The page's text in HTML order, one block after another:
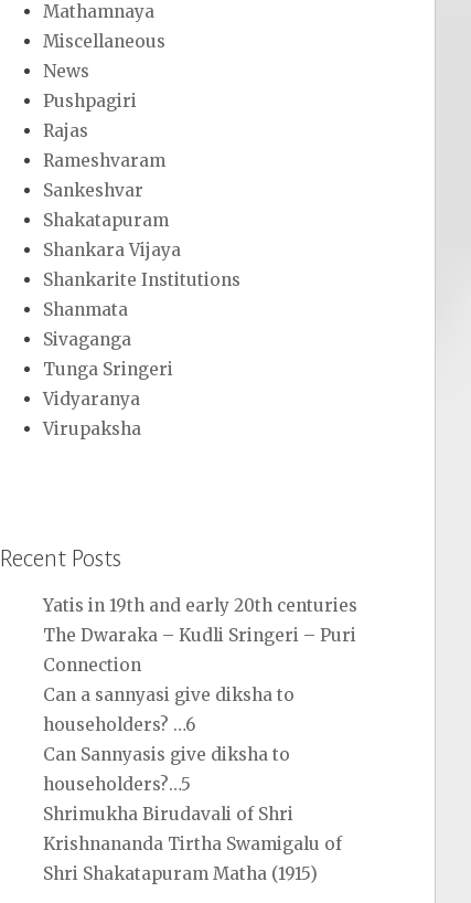
Mathamnaya
Miscellaneous
News
Pushpagiri
Rajas
Rameshvaram
Sankeshvar
Shakatapuram
Shankara Vijaya
Shankarite Institutions
Shanmata
Sivaganga
Tunga Sringeri
Vidyaranya
Virupaksha
Recent Posts
Yatis in 19th and early 20th centuries
The Dwaraka – Kudli Sringeri – Puri
Connection
Can a sannyasi give diksha to
householders? …6
Can Sannyasis give diksha to
householders?…5
Shrimukha Birudavali of Shri
Krishnananda Tirtha Swamigalu of
Shri Shakatapuram Matha (1915)